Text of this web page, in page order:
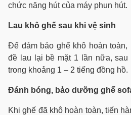
chức năng hút của máy phun hút.
Lau khô ghế sau khi vệ sinh
Để đảm bảo ghế khô hoàn
đề lau lại bề mặt 1 lần nữa,
trong khoảng 1 – 2 tiếng đồng hồ.
Đánh bóng, bảo dưỡng ghế
Khi ghế đã khô hoàn toàn, tiến